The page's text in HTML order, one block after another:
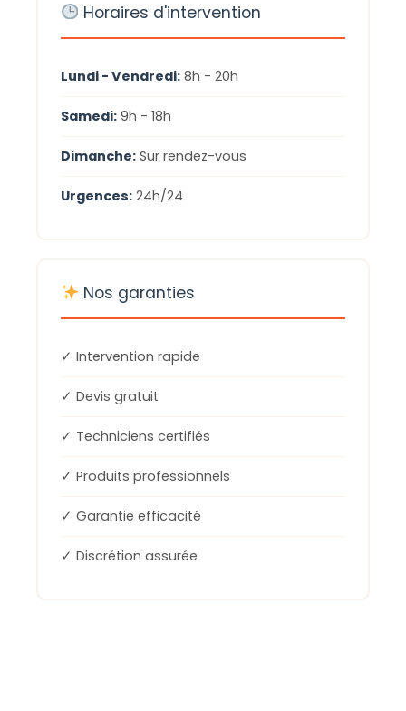
Horaires d'intervention
Lundi - Vendredi: 8h - 20h
Samedi: 9h - 18h
Dimanche: Sur rendez-vous
Urgences: 24h/24
Nos garanties
✓ Intervention rapide
✓ Devis gratuit
✓ Techniciens certifiés
✓ Produits professionnels
✓ Garantie efficacité
✓ Discrétion assurée